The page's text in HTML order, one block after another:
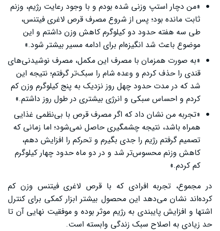
«من دچار استپ وزنی شده بودم و با وجود رعایت رژیم، وزنم
ثابت مانده بود؛ پس از شروع مصرف قرص لاغری فیتنس،
طی سه هفته حدود دو کیلوگرم کاهش وزن داشتم و این
موضوع باعث شد انگیزه‌ام برای ادامه مسیر بیشتر شود.»
«به صورت همزمان با مصرف این مکمل، مصرف نوشیدنی‌های
قندی را حذف کردم و وعده شام را سبک‌تر گرفتم؛ نتیجه این
شد که در مدت حدود چهل روز نزدیک به پنج کیلوگرم وزن کم
کردم و احساس سبکی و انرژی بیشتری در طول روز داشتم.»
«تجربه من نشان داد که اگر مصرف قرص با بی‌نظمی غذایی
همراه باشد، نتیجه چشمگیری حاصل نمی‌شود؛ اما زمانی که
تصمیم گرفتم رژیم را جدی بگیرم و تحرکم را افزایش دهم،
کاهش وزنم محسوس‌تر شد و در دو ماه حدود چهار کیلوگرم
کم کردم.»
در مجموع، تجربه افرادی که با قرص لاغری فیتنس وزن کم
کرده‌اند نشان می‌دهد این محصول بیشتر ابزار کمکی برای کنترل
اشتها و افزایش پایبندی به رژیم موثر بوده و موفقیت نهایی آن تا
حد زیادی به اصلاح سبک زندگی وابسته است.